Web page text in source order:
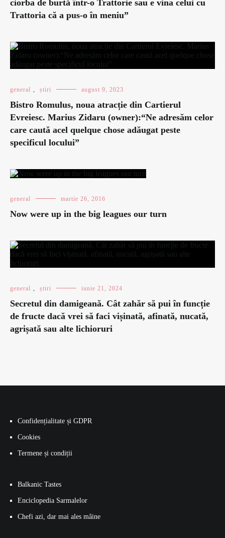
ciorba de burtă într-o Trattorie sau e vina celui cu
Trattoria că a pus-o în meniu”
general știri august 9, 2023
Bistro Romulus, noua atracție din Cartierul
Evreiesc. Marius Zidaru (owner):“Ne adresăm celor
care caută acel quelque chose adăugat peste
specificul locului”
general martie 26, 2016
Now were up in the big leagues our turn
general știri iunie 21, 2024
Secretul din damigeană. Cât zahăr să pui în funcție
de fructe dacă vrei să faci vișinată, afinată, nucată,
agrișată sau alte lichioruri
Confidențialitate și GDPR
Cookies
Termene și condiții
Balkanic Tastes
Enciclopedia Sarmalelor
Chefi azi, dar mai ales mâine